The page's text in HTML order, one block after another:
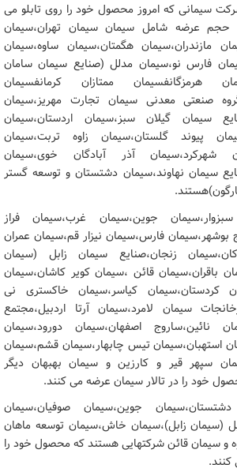
شرکت سیمانی که امروز محصول خود را روی تابلو می
حجم عرضه شامل سیمان سیمان تهران،سیمان
مازندران،سیمان هگمتان،سیمان ساوه،سیمان
فارس نو،سیمان مدلل (صنایع سیمان سامان
هرمزگانفسیمان ممتازان کرمانفسیمان
صنعتی معدنی سیمان تجارت مهریز،سیمان
سیمان گیلان سبز،سیمان اردستان،سیمان
پیوند گلستان،سیمان زاوه تربت،سیمان
شهرکرد،سیمان آذر آبادگان خوی،سیمان
سیمان نهاوند،سیمان دشتستان و توسعه گستر
جوین،سیمان غرب،سیمان فراز
بوشهر،سیمان فارس،سیمان نیزار قم،سیمان عمران
زنجان،صنایع سیمان زابل (سیمان
باقران،سیمان قائن ،سیمان کویر کاشان،سیمان
کردستان،سیمان کیاسر،سیمان خاکستری نی
سیمان لامرد،سیمان آرتا اردبیل،مجتمع
نائین،ساروج اصفهان،سیمان دورود،سیمان
استهبان،سیمان تیس چابهار،سیمان قشم،سیمان
سپهر قیر و کارزین و سیمان بهبهان دیگر
خود را در تالار سیمان عرضه می کنند.
جوین،سیمان صوفیان،سیمان
(سیمان زابل)،سیمان خاش،سیمان توسعه ماهان
و سیمان قائن شرکتهایی هستند که محصول خود را
کنند.